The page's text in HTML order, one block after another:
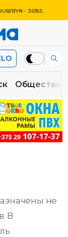
BYN - 3.6365
Общество
не
В